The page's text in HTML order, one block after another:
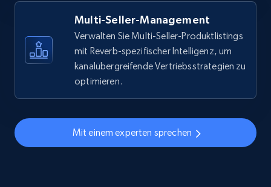
876+ Jetzt anfangen
URL, Final price, Sku, Currency, Gtin,
Specifications, Image urls, Top reviews, and
Multi-Seller-Management
Verwalten Sie Multi-Seller-Produktlistings
mit Reverb-spezifischer Intelligenz, um
kanalübergreifende Vertriebsstrategien zu
optimieren.
Mit einem experten sprechen